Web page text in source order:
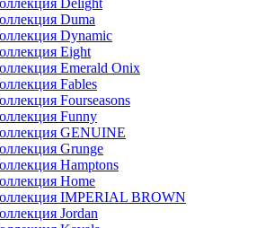
Delight
Duma
Dynamic
Eight
Emerald Onix
Fables
Fourseasons
Funny
GENUINE
Grunge
Hamptons
Home
IMPERIAL BROWN
Jordan